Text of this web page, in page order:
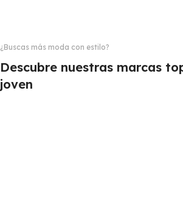
¿Buscas más moda con estilo?
Descubre nuestras marcas
joven